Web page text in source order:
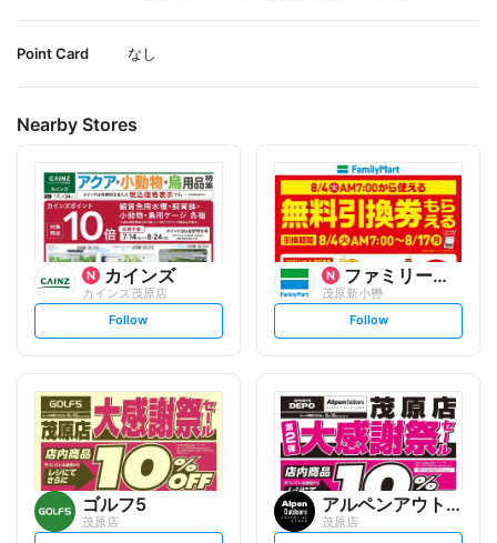
Point Card なし
Nearby Stores
カインズ
カインズ茂原店
s
t
l
o
w
Follow
ファミリーマート
茂原新小轡
s
t
l
o
w
Follow
ゴルフ5
茂原店
アルペンアウトドアーズエッセ...
茂原店